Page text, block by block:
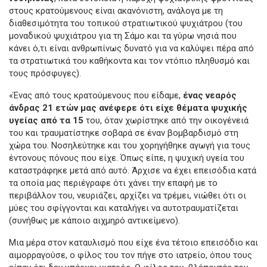
στους κρατούμενους είναι ακανόνιστη, ανάλογα με τη
διαθεσιμότητα του τοπικού στρατιωτικού ψυχιάτρου (του
μοναδικού ψυχιάτρου για τη Σάμο και τα γύρω νησιά που
κάνει ό,τι είναι ανθρωπίνως δυνατό για να καλύψει πέρα από
τα στρατιωτικά του καθήκοντα και τον ντόπιο πληθυσμό και
τους πρόσφυγες).
«Ένας από τους κρατούμενους που είδαμε, ένας νεαρός
άνδρας 21 ετών μας ανέφερε ότι είχε θέματα ψυχικής
υγείας από τα 15 του, όταν χωρίστηκε από την οικογένειά
του και τραυματίστηκε σοβαρά σε έναν βομβαρδισμό στη
χώρα του. Νοσηλεύτηκε και του χορηγήθηκε αγωγή για τους
έντονους πόνους που είχε. Όπως είπε, η ψυχική υγεία του
καταστράφηκε μετά από αυτό. Άρχισε να έχει επεισόδια κατά
τα οποία μας περιέγραφε ότι χάνει την επαφή με το
περιβάλλον του, νευριάζει, αρχίζει να τρέμει, νιώθει ότι οι
μύες του σφίγγονται και καταλήγει να αυτοτραυματίζεται
(συνήθως με κάποιο αιχμηρό αντικείμενο).
Μια μέρα στον καταυλισμό που είχε ένα τέτοιο επεισόδιο και
αιμορραγούσε, ο φίλος του τον πήγε στο ιατρείο, όπου τους